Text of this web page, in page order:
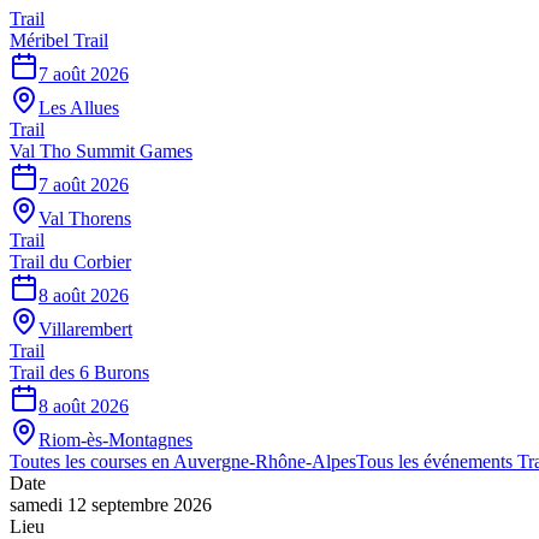
Trail
Méribel Trail
7 août 2026
Les Allues
Trail
Val Tho Summit Games
7 août 2026
Val Thorens
Trail
Trail du Corbier
8 août 2026
Villarembert
Trail
Trail des 6 Burons
8 août 2026
Riom-ès-Montagnes
Toutes les courses en Auvergne-Rhône-AlpesTous les événements
Date
samedi 12 septembre 2026
Lieu